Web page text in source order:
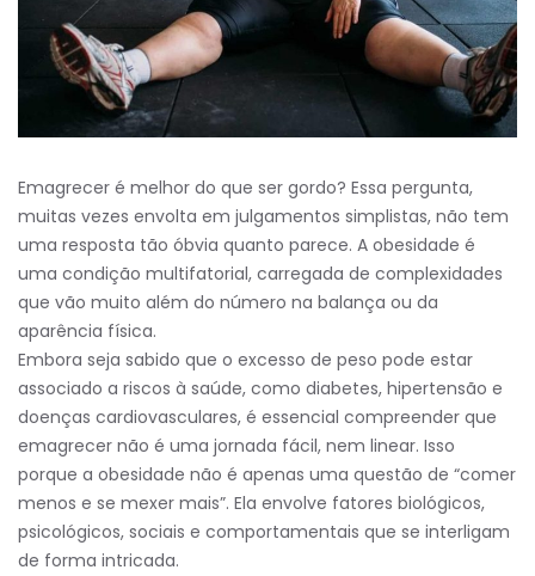
Emagrecer é melhor do que ser gordo? Essa pergunta,
muitas vezes envolta em julgamentos simplistas, não tem
uma resposta tão óbvia quanto parece. A obesidade é
uma condição multifatorial, carregada de complexidades
que vão muito além do número na balança ou da
aparência física.
Embora seja sabido que o excesso de peso pode estar
associado a riscos à saúde, como diabetes, hipertensão e
doenças cardiovasculares, é essencial compreender que
emagrecer não é uma jornada fácil, nem linear. Isso
porque a obesidade não é apenas uma questão de “comer
menos e se mexer mais”. Ela envolve fatores biológicos,
psicológicos, sociais e comportamentais que se interligam
de forma intricada.